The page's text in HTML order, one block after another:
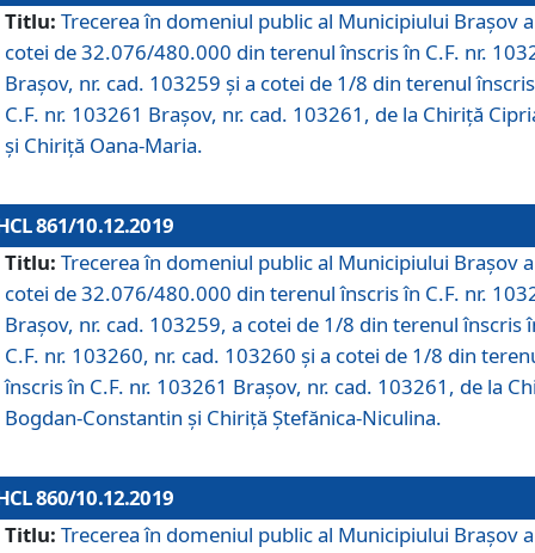
Titlu: Trecerea în domeniul public al Municipiului Braşov a
cotei de 32.076/480.000 din terenul înscris în C.F. nr.
Brașov, nr. cad. 103259 și a cotei de 1/8 din terenul
C.F. nr. 103261 Brașov, nr. cad. 103261, de la Chiriță
și Chiriță Oana-Maria.
861/10.12.2019
Titlu: Trecerea în domeniul public al Municipiului Braşov a
cotei de 32.076/480.000 din terenul înscris în C.F. nr.
Brașov, nr. cad. 103259, a cotei de 1/8 din terenul înscris
C.F. nr. 103260, nr. cad. 103260 și a cotei de 1/8 din
înscris în C.F. nr. 103261 Brașov, nr. cad. 103261, de la
Bogdan-Constantin și Chiriță Ștefănica-Niculina.
860/10.12.2019
Titlu: Trecerea în domeniul public al Municipiului Braşov a